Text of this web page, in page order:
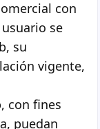
con
se
su
vigente,
con fines
puedan